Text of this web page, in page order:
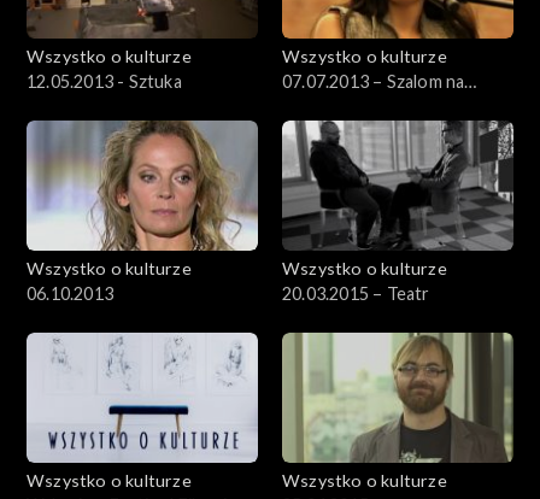
Wszystko o kulturze
12.05.2013 - Sztuka
Wszystko o kulturze
07.07.2013 – Szalom na
Wszystko o kulturze
06.10.2013
Wszystko o kulturze
20.03.2015 – Teatr
Wszystko o kulturze
Wszystko o kulturze